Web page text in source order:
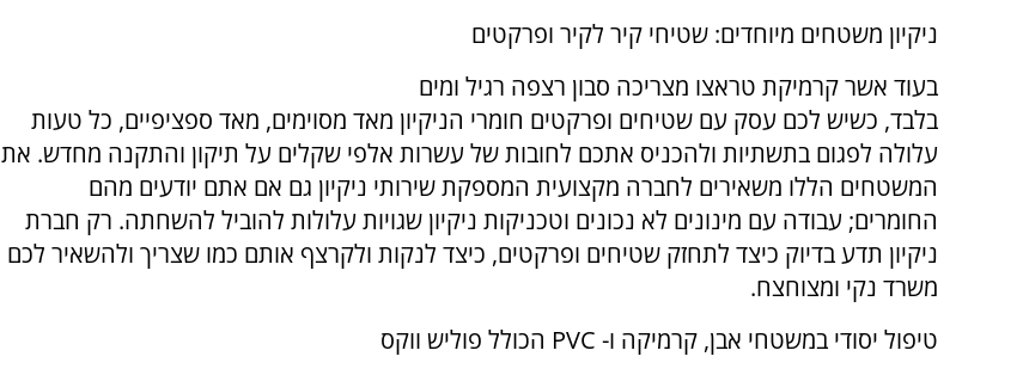
ניקיון משטחים מיוחדים: שטיחי קיר לקיר ופרקטים
בעוד אשר קרמיקת טראצו מצריכה סבון רצפה רגיל ומים
בלבד, כשיש לכם עסק עם שטיחים ופרקטים חומרי הניקיון מאד מסוימים, מאד ספציפיים, כל טעות
עלולה לפגום בתשתיות ולהכניס אתכם לחובות של עשרות אלפי שקלים על תיקון והתקנה מחדש. את
המשטחים הללו משאירים לחברה מקצועית המספקת שירותי ניקיון גם אם אתם יודעים מהם
החומרים; עבודה עם מינונים לא נכונים וטכניקות ניקיון שגויות עלולות להוביל להשחתה. רק חברת
ניקיון תדע בדיוק כיצד לתחזק שטיחים ופרקטים, כיצד לנקות ולקרצף אותם כמו שצריך ולהשאיר לכם
משרד נקי ומצוחצח.
טיפול יסודי במשטחי אבן, קרמיקה ו- PVC הכולל פוליש ווקס